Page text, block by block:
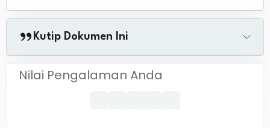
Kutip Dokumen Ini
Nilai Pengalaman Anda